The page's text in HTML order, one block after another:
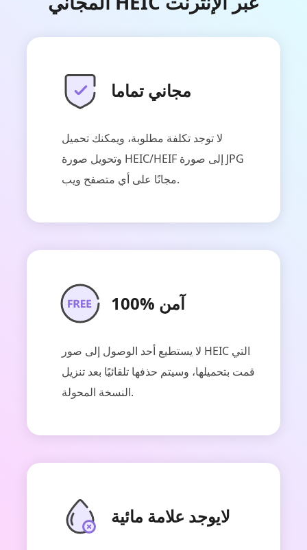
مجاني تماما
لا توجد تكلفة مطلوبة، ويمكنك تحميل
وتحويل صورة HEIC/HEIF إلى صورة JPG
مجانًا على أي متصفح ويب.
100% آمن
لا يستطيع أحد الوصول إلى صور HEIC التي
قمت بتحميلها، وسيتم حذفها تلقائيًا بعد تنزيل
النسخة المحولة.
لايوجد علامة مائية